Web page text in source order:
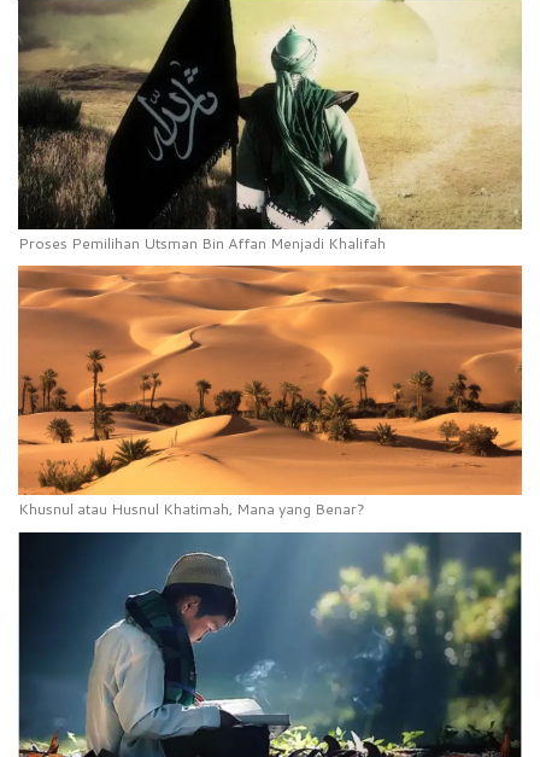
Proses Pemilihan Utsman Bin Affan Menjadi Khalifah
Khusnul atau Husnul Khatimah, Mana yang Benar?